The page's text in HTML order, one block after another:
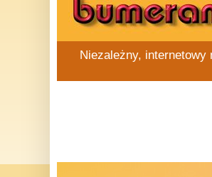
Niezależny,